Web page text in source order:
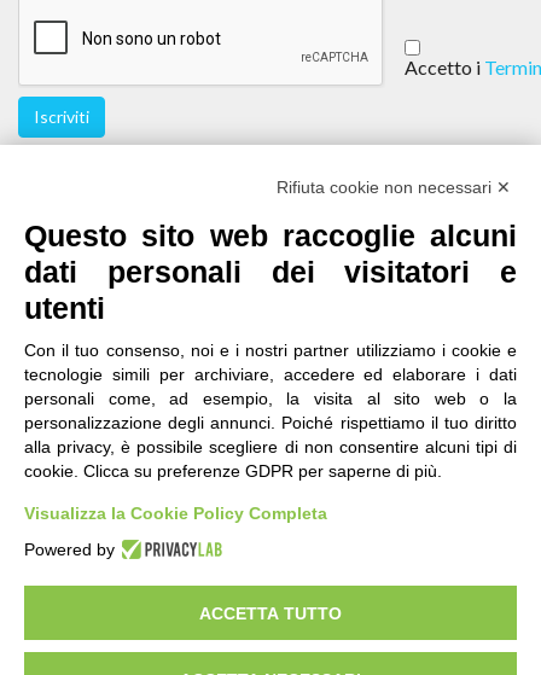
Accetto i
Iscriviti
contatti| qualità accessibilità |privacy|
note legali
IRES Piemonte - Istituto di Ricerche Economico
Sociali del Piemonte
Via Nizza 18, 10125 Torino - C.F.80084650011
P.Iva 04328830015
© 2018 All Rights Reserved
Rifiuta cookie non necessari ✕
Questo sito web raccoglie alcuni
dati personali dei visitatori e
utenti
Con il tuo consenso, noi e i nostri partner utilizziamo i cookie e
tecnologie simili per archiviare, accedere ed elaborare i dati
personali come, ad esempio, la visita al sito web o la
personalizzazione degli annunci. Poiché rispettiamo il tuo diritto
alla privacy, è possibile scegliere di non consentire alcuni tipi di
cookie. Clicca su preferenze GDPR per saperne di più.
Visualizza la Cookie Policy Completa
Powered by
ACCETTA TUTTO